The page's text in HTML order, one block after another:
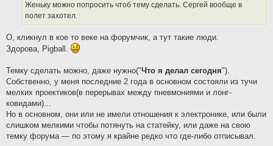
Женьку можно попросить чтоб тему сделать. Сергей вообще в
полет захотел.
О, кликнул в кое то веке на форумчик, а тут такие люди.
Здорова, Pigball.
Темку сделать можно, даже нужно("Что я делал сегодня").
Собственно, у меня последние 2 года в основном состояли из тучи
мелких проектиков(в перерывах между пневмониями и лонг-
ковидами)...
Но в основном, они или не имели отношения к электронике, или были
слишком мелкими чтобы потянуть на статейку, или даже на свою
темку форума — по этому я крайне редко что где-либо отписывал.